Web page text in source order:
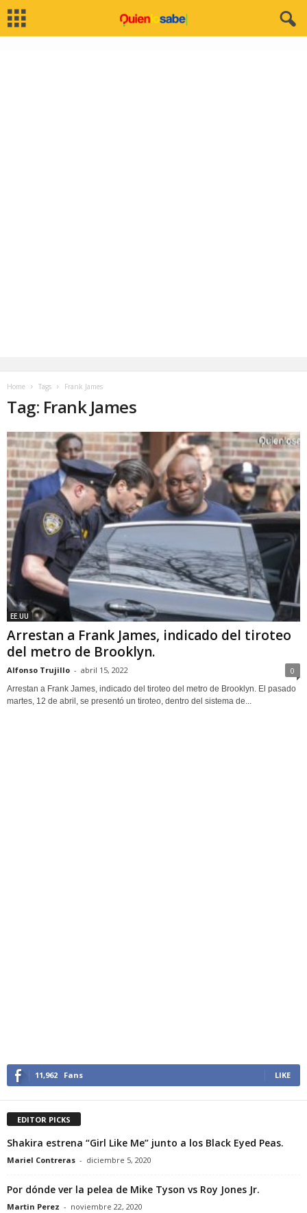
Home Tags Frank James
Tag: Frank James
EE.UU
Arrestan a Frank James, indicado del tiroteo
del metro de Brooklyn.
Alfonso Trujillo - abril 15, 2022 0
Arrestan a Frank James, indicado del tiroteo del metro de Brooklyn. El pasado
martes, 12 de abril, se presentó un tiroteo, dentro del sistema de...
11,962 Fans LIKE
EDITOR PICKS
Shakira estrena “Girl Like Me” junto a los Black Eyed Peas.
Mariel Contreras - diciembre 5, 2020
Por dónde ver la pelea de Mike Tyson vs Roy Jones Jr.
Martin Perez - noviembre 22, 2020